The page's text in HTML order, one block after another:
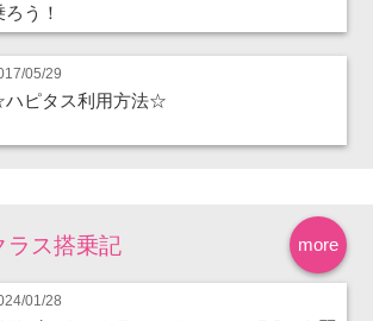
ろう！
05/29
ピタス利用方法☆
more
ラス搭乗記
01/28